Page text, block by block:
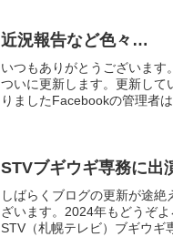
近況報告など色々…
いつもありがとうございます
ついに更新します。更新し
りましたFacebookの管理者
STVブギウギ専務に出
しばらくブログの更新が途
ざいます。2024年もどうぞ
STV（札幌テレビ）ブギウギ